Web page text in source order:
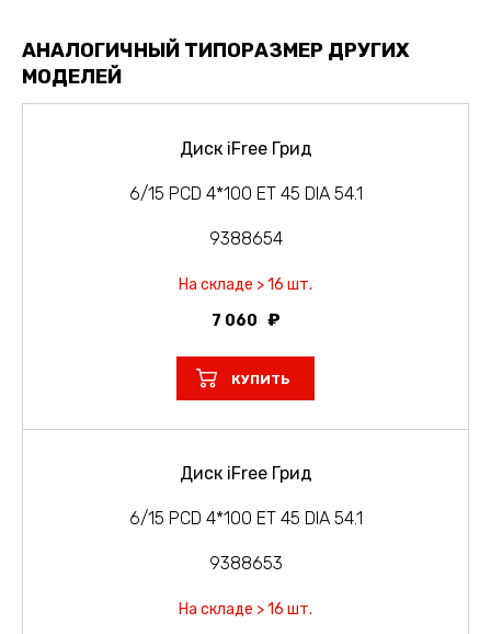
АНАЛОГИЧНЫЙ ТИПОРАЗМЕР ДРУГИХ
МОДЕЛЕЙ
Диск iFree Грид
6/15 PCD 4*100 ET 45 DIA 54.1
9388654
На складе > 16 шт.
7 060
КУПИТЬ
Диск iFree Грид
6/15 PCD 4*100 ET 45 DIA 54.1
9388653
На складе > 16 шт.